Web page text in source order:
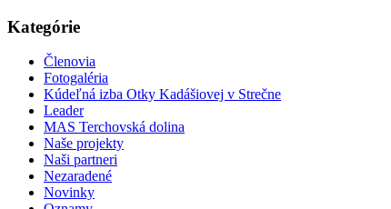
Kategórie
Členovia
Fotogaléria
Kúdeľná izba Otky Kadášiovej v Strečne
Leader
MAS Terchovská dolina
Naše projekty
Naši partneri
Nezaradené
Novinky